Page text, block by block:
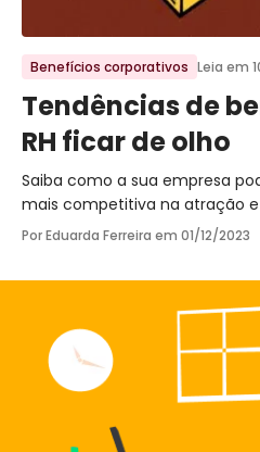
Benefícios corporativos Leia em
Tendências de
RH ficar de olho
Saiba como a sua empresa
mais competitiva na atração
Por Eduarda Ferreira em 01/12/2023